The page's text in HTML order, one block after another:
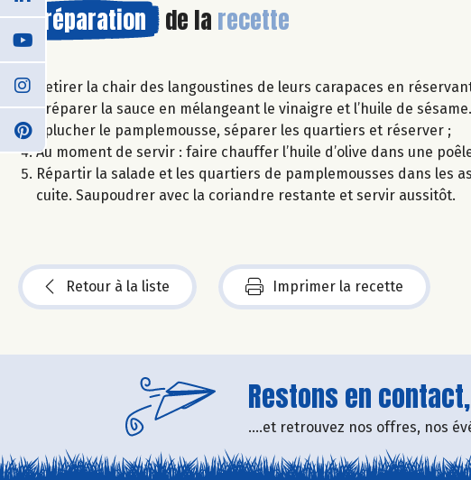
Préparation de la recette
Retirer la chair des langoustines de leurs carapaces en
Préparer la sauce en mélangeant le vinaigre et l’huile de
Eplucher le pamplemousse, séparer les quartiers et réserver ;
Au moment de servir : faire chauffer l’huile d’olive dans une
Répartir la salade et les quartiers de pamplemousses dans les
cuite. Saupoudrer avec la coriandre restante et servir aussitôt.
Retour à la liste Imprimer la recette
Restons en
....et retrouvez nos offres, nos